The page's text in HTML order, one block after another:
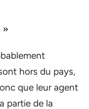
»
hors du pays,
que leur agent
partie de la